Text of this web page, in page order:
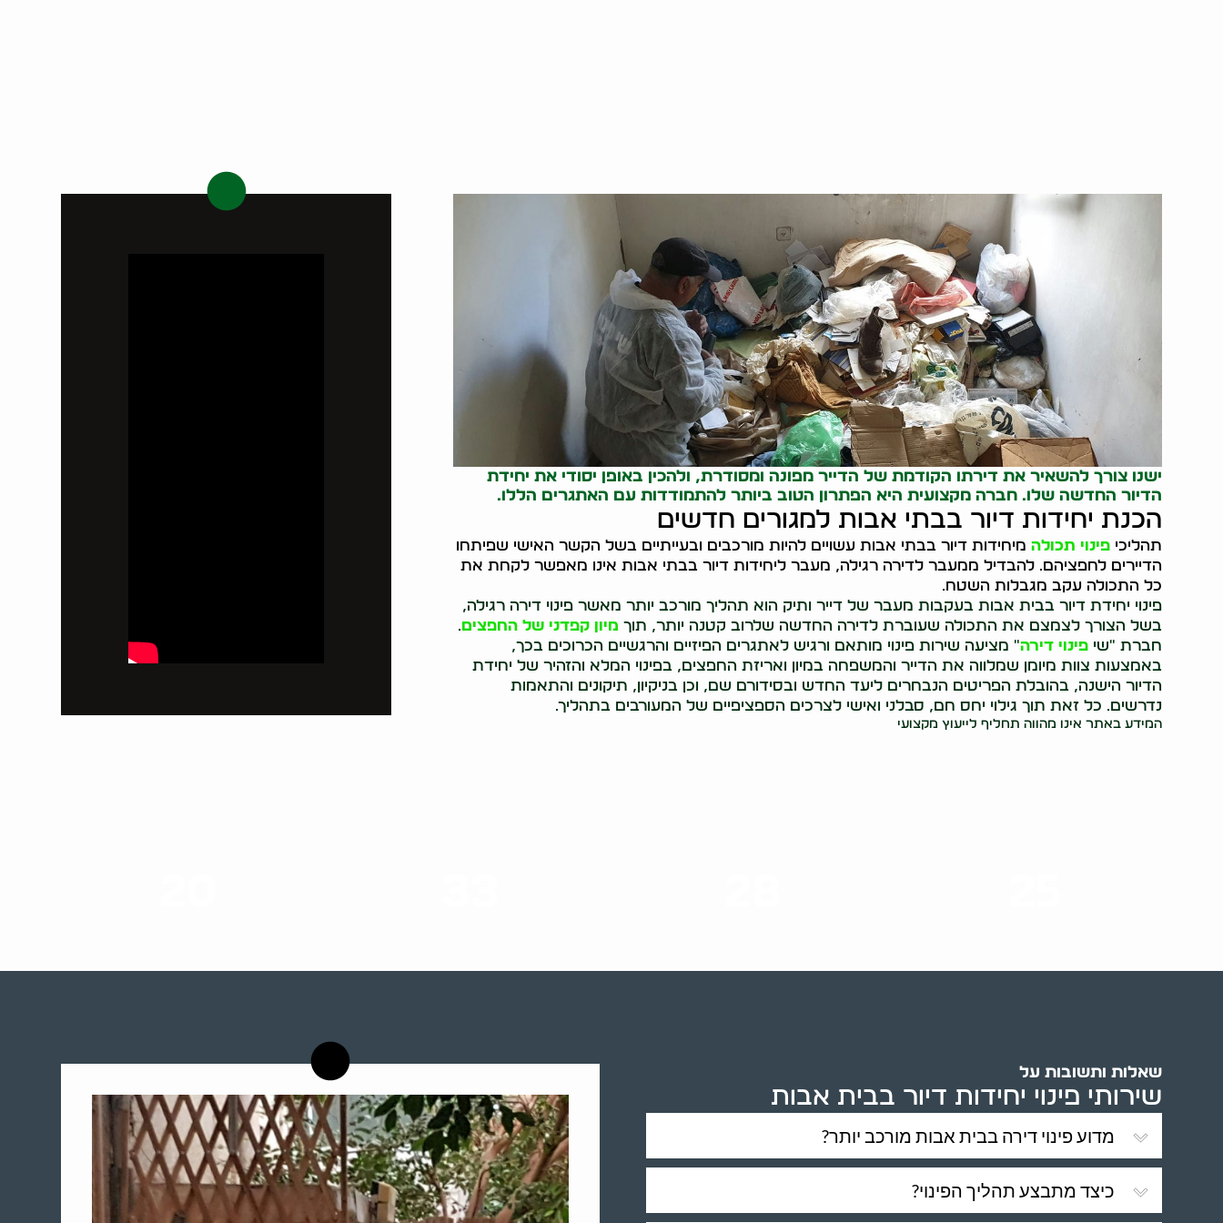
ישנו צורך להשאיר את דירתו הקודמת של הדייר מפונה ומסודרת, ולהכין באופן יסודי את יחידת
הדיור החדשה שלו. חברה מקצועית היא הפתרון הטוב ביותר להתמודדות עם האתגרים הללו.
הכנת יחידות דיור בבתי אבות למגורים חדשים
תהליכיפינוי תכולה מיחידות דיור בבתי אבות עשויים להיות מורכבים ובעייתיים בשל הקשר האישי שפיתחו
הדיירים לחפציהם. להבדיל ממעבר לדירה רגילה, מעבר ליחידות דיור בבתי אבות אינו מאפשר לקחת את
כל התכולה עקב מגבלות השטח.
פינוי יחידת דיור בבית אבות בעקבות מעבר של דייר ותיק הוא תהליך מורכב יותר מאשר פינוי דירה רגילה,
בשל הצורך לצמצם את התכולה שעוברת לדירה החדשה שלרוב קטנה יותר, תוך מיון קפדני של החפצים.
חברת "שיפינוי דירה" מציעה שירות פינוי מותאם ורגיש לאתגרים הפיזיים והרגשיים הכרוכים בכך,
באמצעות צוות מיומן שמלווה את הדייר והמשפחה במיון ואריזת החפצים, בפינוי המלא והזהיר של יחידת
הדיור הישנה, בהובלת הפריטים הנבחרים ליעד החדש ובסידורם שם, וכן בניקיון, תיקונים והתאמות
נדרשים. כל זאת תוך גילוי יחס חם, סבלני ואישי לצרכים הספציפיים של המעורבים בתהליך.
המידע באתר אינו מהווה תחליף לייעוץ מקצועי
שאלות ותשובות על
שירותי פינוי יחידות דיור בבית אבות
מדוע פינוי דירה בבית אבות מורכב יותר?
כיצד מתבצע תהליך הפינוי?